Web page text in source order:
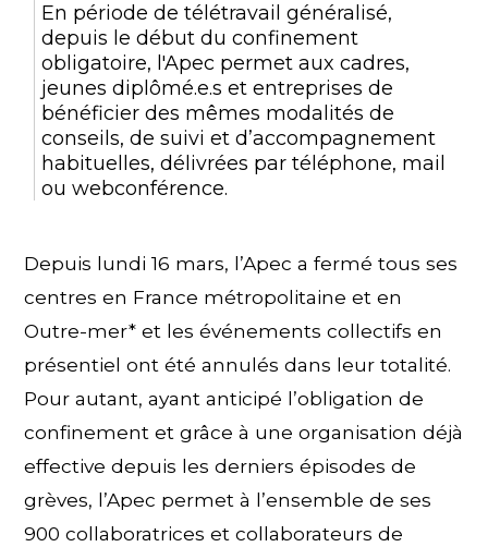
En période de télétravail généralisé,
depuis le début du confinement
obligatoire, l'Apec permet aux cadres,
jeunes diplômé.e.s et entreprises de
bénéficier des mêmes modalités de
conseils, de suivi et d’accompagnement
habituelles, délivrées par téléphone, mail
ou webconférence.
Depuis lundi 16 mars, l’Apec a fermé tous ses
centres en France métropolitaine et en
Outre-mer* et les événements collectifs en
présentiel ont été annulés dans leur totalité.
Pour autant, ayant anticipé l’obligation de
confinement et grâce à une organisation déjà
effective depuis les derniers épisodes de
grèves, l’Apec permet à l’ensemble de ses
900 collaboratrices et collaborateurs de